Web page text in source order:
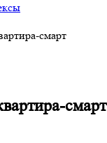
смарт
смарт